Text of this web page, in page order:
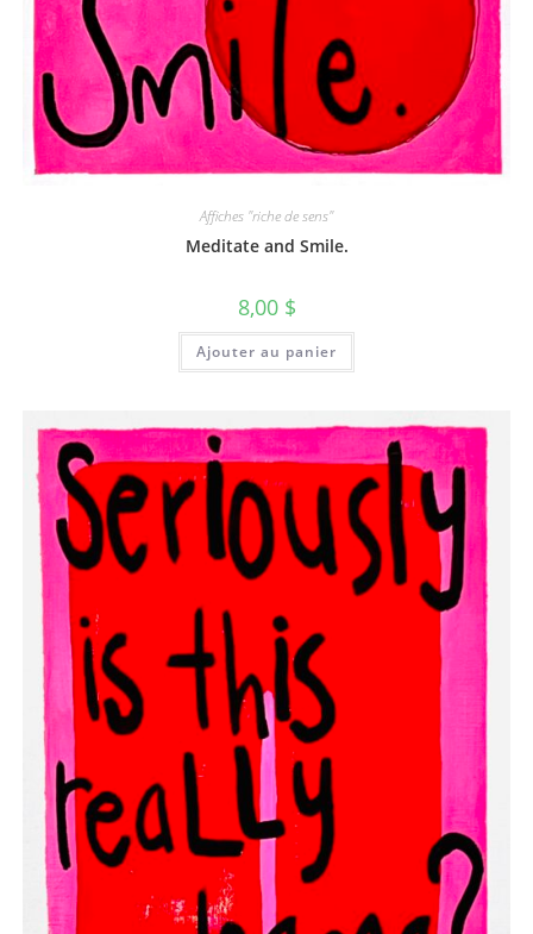
Affiches "riche de sens"
Meditate and Smile.
8,00 $
Ajouter au panier